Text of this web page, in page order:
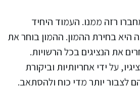
רזה ממנו. העמוד היחיד
היא בחירת ההמון. ההמון בוחר את
את הנציגים בכל הרשויות.
על ידי אחריותיות וביקורת
לצבור יותר מדי כוח ולהסתאב.